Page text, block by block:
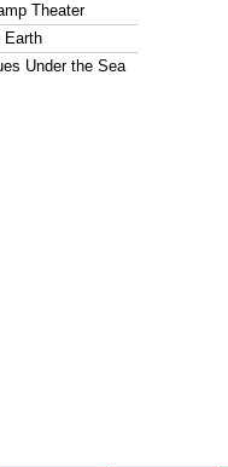
Theater
Earth
Under the Sea